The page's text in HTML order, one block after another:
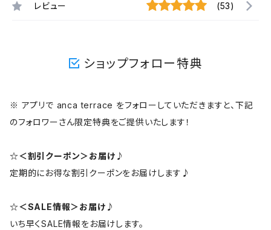
レビュー (53)
ショップフォロー特典
※ アプリで anca terrace をフォローしていただきますと、下記
のフォロワーさん限定特典をご提供いたします！
☆＜割引クーポン＞お届け♪
定期的にお得な割引クーポンをお届けします♪
☆＜SALE情報＞お届け♪
いち早くSALE情報をお届けします。